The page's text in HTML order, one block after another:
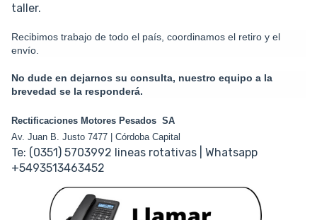
taller.
Recibimos trabajo de todo el país, coordinamos el retiro y el
envío.
No dude en dejarnos su consulta, nuestro equipo a la
brevedad se la responderá.
Rectificaciones Motores Pesados SA
Av. Juan B. Justo 7477 | Córdoba Capital
Te: (0351) 5703992 lineas rotativas | Whatsapp
+5493513463452